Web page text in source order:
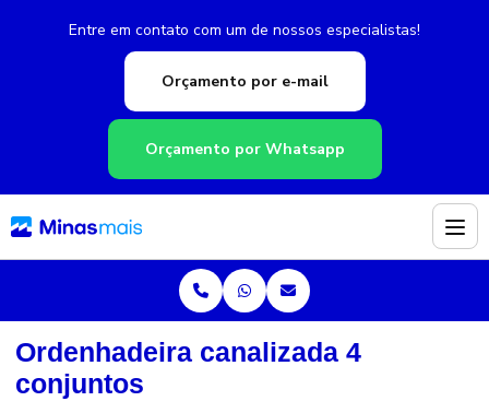
Entre em contato com um de nossos especialistas!
Orçamento por e-mail
Orçamento por Whatsapp
Ordenhadeira canalizada 4
conjuntos